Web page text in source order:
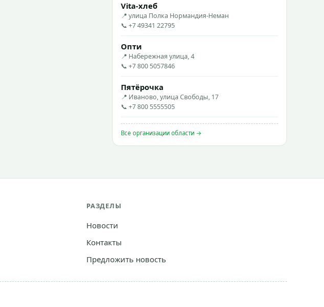
Vita-хлеб
📍 улица Полка Нормандия-Неман
📞 +7 49341 22795
Опти
📍 Набережная улица, 4
📞 +7 800 5057846
Пятёрочка
📍 Иваново, улица Свободы, 17
📞 +7 800 5555505
Все организации области →
РАЗДЕЛЫ
Новости
Контакты
Предложить новость